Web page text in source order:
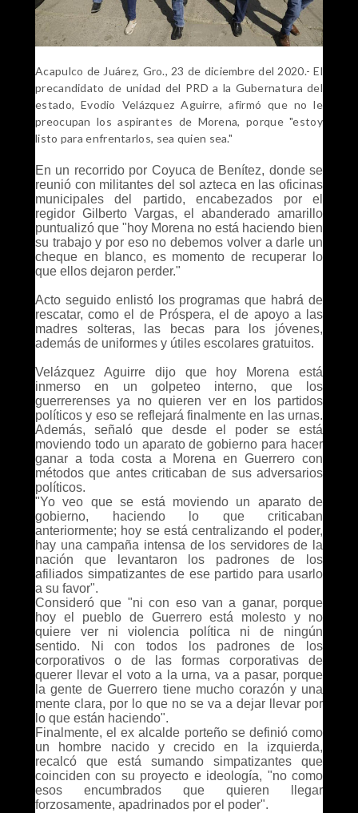
Acapulco de Juárez, Gro., 23 de diciembre del 2020.- El
precandidato de unidad del PRD a la Gubernatura del
estado, Evodio Velázquez Aguirre, afirmó que no le
preocupan los aspirantes de Morena, porque "estoy
listo para enfrentarlos, sea quien sea."
En un recorrido por Coyuca de Benítez, donde se
reunió con militantes del sol azteca en las oficinas
municipales del partido, encabezados por el
regidor Gilberto Vargas, el abanderado amarillo
puntualizó que "hoy Morena no está haciendo bien
su trabajo y por eso no debemos volver a darle un
cheque en blanco, es momento de recuperar lo
que ellos dejaron perder."
Acto seguido enlistó los programas que habrá de
rescatar, como el de Próspera, el de apoyo a las
madres solteras, las becas para los jóvenes,
además de uniformes y útiles escolares gratuitos.
Velázquez Aguirre dijo que hoy Morena está
inmerso en un golpeteo interno, que los
guerrerenses ya no quieren ver en los partidos
políticos y eso se reflejará finalmente en las urnas.
Además, señaló que desde el poder se está
moviendo todo un aparato de gobierno para hacer
ganar a toda costa a Morena en Guerrero con
métodos que antes criticaban de sus adversarios
políticos.
"Yo veo que se está moviendo un aparato de
gobierno, haciendo lo que criticaban
anteriormente; hoy se está centralizando el poder,
hay una campaña intensa de los servidores de la
nación que levantaron los padrones de los
afiliados simpatizantes de ese partido para usarlo
a su favor".
Consideró que "ni con eso van a ganar, porque
hoy el pueblo de Guerrero está molesto y no
quiere ver ni violencia política ni de ningún
sentido. Ni con todos los padrones de los
corporativos o de las formas corporativas de
querer llevar el voto a la urna, va a pasar, porque
la gente de Guerrero tiene mucho corazón y una
mente clara, por lo que no se va a dejar llevar por
lo que están haciendo".
Finalmente, el ex alcalde porteño se definió como
un hombre nacido y crecido en la izquierda,
recalcó que está sumando simpatizantes que
coinciden con su proyecto e ideología, "no como
esos encumbrados que quieren llegar
forzosamente, apadrinados por el poder".